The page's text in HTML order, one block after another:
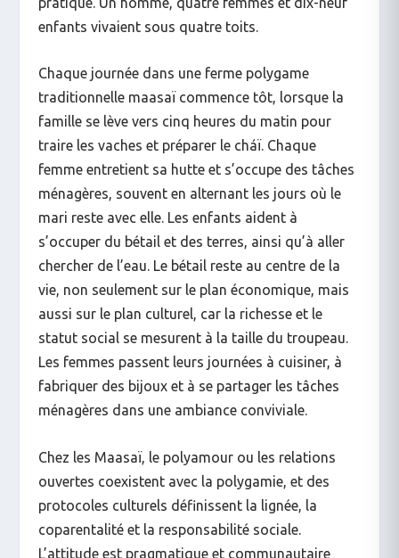
enfants vivaient sous quatre toits.
Chaque journée dans une ferme polygame
traditionnelle maasaï commence tôt, lorsque la
famille se lève vers cinq heures du matin pour
traire les vaches et préparer le cháï. Chaque
femme entretient sa hutte et s’occupe des tâches
ménagères, souvent en alternant les jours où le
mari reste avec elle. Les enfants aident à
s’occuper du bétail et des terres, ainsi qu’à aller
chercher de l’eau. Le bétail reste au centre de la
vie, non seulement sur le plan économique, mais
aussi sur le plan culturel, car la richesse et le
statut social se mesurent à la taille du troupeau.
Les femmes passent leurs journées à cuisiner, à
fabriquer des bijoux et à se partager les tâches
ménagères dans une ambiance conviviale.
Chez les Maasaï, le polyamour ou les relations
ouvertes coexistent avec la polygamie, et des
protocoles culturels définissent la lignée, la
coparentalité et la responsabilité sociale.
L’attitude est pragmatique et communautaire